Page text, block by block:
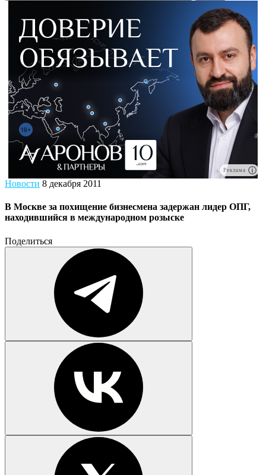
Реклама
Новости 8 декабря 2011
В Москве за похищение бизнесмена задержан лидер ОПГ,
находившийся в международном розыске
Поделиться